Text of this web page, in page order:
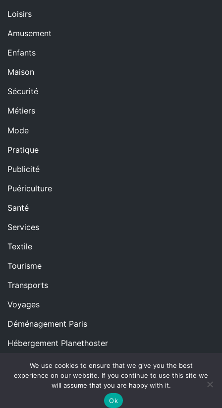
Loisirs
Amusement
Enfants
Maison
Sécurité
Métiers
Mode
Pratique
Publicité
Puériculture
Santé
Services
Textile
Tourisme
Transports
Voyages
Déménagement Paris
Hébergement Planethoster
Copyright © All rights reserved. Proudly powered by
Theme: Blog Nano by
We use cookies to ensure that we give you the best
experience on our website. If you continue to use this site we
will assume that you are happy with it.
Ok